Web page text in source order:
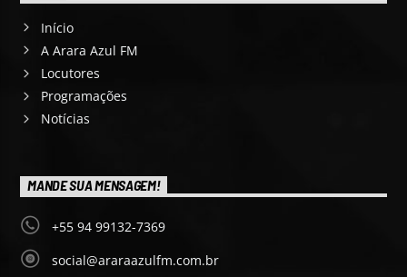
Início
A Arara Azul FM
Locutores
Programações
Notícias
MANDE SUA MENSAGEM!
+55 94 99132-7369
social@araraazulfm.com.br